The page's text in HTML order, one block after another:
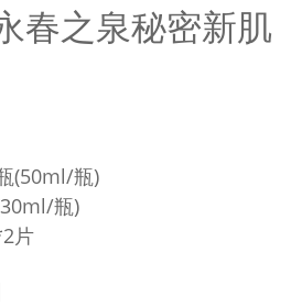
春之泉秘密新肌
(50ml/瓶)
瓶)
片